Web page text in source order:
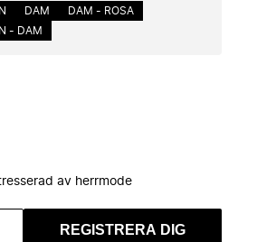
DAM
DAM - ROSA
- DAM
av herrmode
REGISTRERA DIG